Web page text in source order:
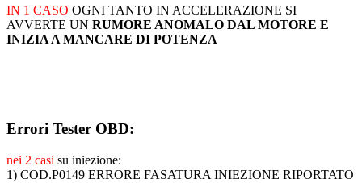
IN 1 CASO OGNI TANTO IN ACCELERAZIONE SI
AVVERTE UN RUMORE ANOMALO DAL MOTORE E
INIZIA A MANCARE DI POTENZA
Errori Tester OBD:
nei 2 casi su iniezione:
1) COD.P0149 ERRORE FASATURA INIEZIONE RIPORTATO